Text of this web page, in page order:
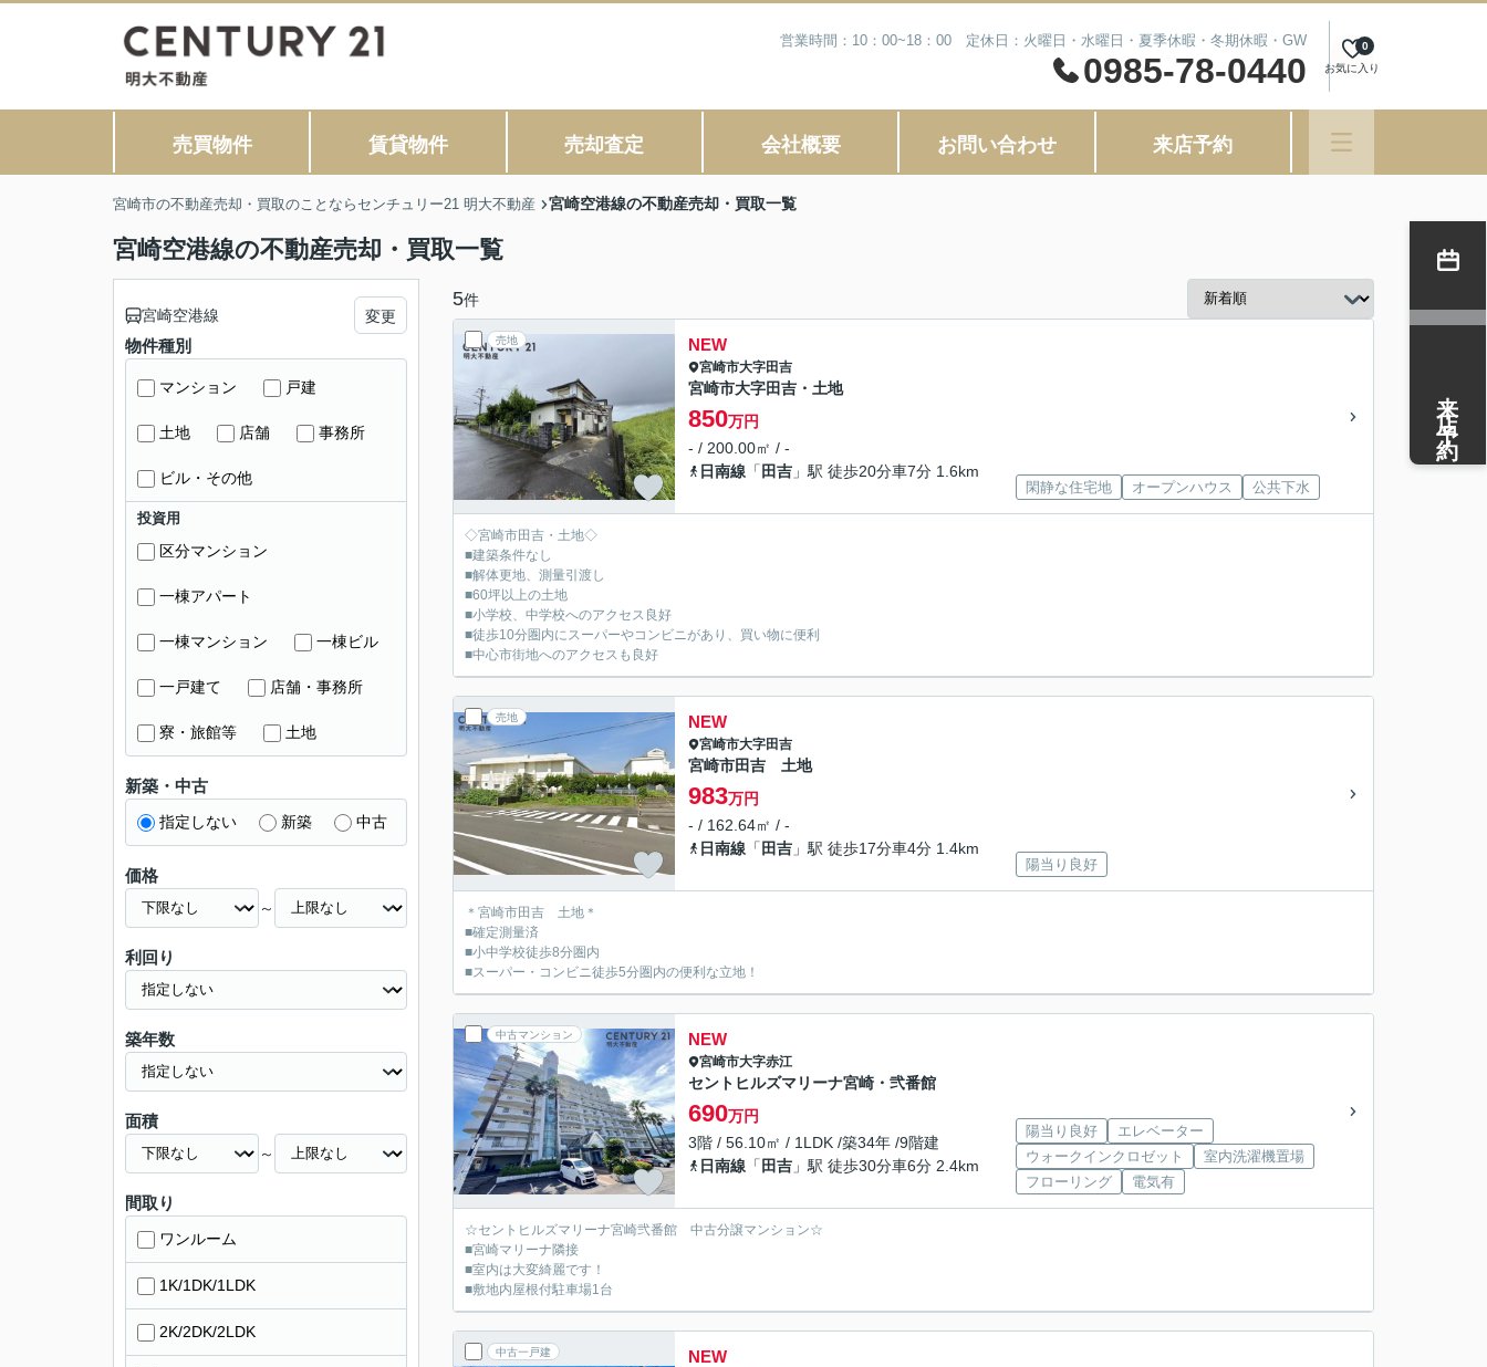
営業時間：10：00~18：00 定休日：火曜日・水曜日・夏季休暇・冬期休暇・GW
0985-78-0440 お気に入り
0
売買物件 賃貸物件 売却査定 会社概要 お問い合わせ 来店予約
宮崎市の不動産売却・買取のことならセンチュリー21 明大不動産 宮崎空港線の不動産売却・買取一覧
宮崎空港線の不動産売却・買取一覧
5件
売地 NEW
宮崎市大字田吉
宮崎市大字田吉・土地
850万円
- / 200.00㎡ / -
日南線 「 田吉 」駅 徒歩20分車7分 1.6km
閑静な住宅地 オープンハウス 公共下水
◇宮崎市田吉・土地◇
■建築条件なし
■解体更地、測量引渡し
■60坪以上の土地
■小学校、中学校へのアクセス良好
■徒歩10分圏内にスーパーやコンビニがあり、買い物に便利
■中心市街地へのアクセスも良好
売地 NEW
宮崎市大字田吉
宮崎市田吉 土地
983万円
- / 162.64㎡ / -
日南線 「 田吉 」駅 徒歩17分車4分 1.4km
陽当り良好
＊宮崎市田吉 土地＊
■確定測量済
■小中学校徒歩8分圏内
■スーパー・コンビニ徒歩5分圏内の便利な立地！
中古マンション NEW
宮崎市大字赤江
セントヒルズマリーナ宮崎・弐番館
690万円
3階 / 56.10㎡ / 1LDK /築34年 /9階建
日南線 「 田吉 」駅 徒歩30分車6分 2.4km
陽当り良好
エレベーター
ウォークインクロゼット
室内洗濯機置場
フローリング
電気有
☆セントヒルズマリーナ宮崎弐番館 中古分譲マンション☆
■宮崎マリーナ隣接
■室内は大変綺麗です！
■敷地内屋根付駐車場1台
中古一戸建 NEW
宮崎空港線 変更
物件種別
マンション 戸建
土地 店舗 事務所
ビル・その他
投資用
区分マンション
一棟アパート
一棟マンション 一棟ビル
一戸建て 店舗・事務所
寮・旅館等 土地
新築・中古
指定しない 新築 中古
価格
～
利回り
築年数
面積
～
間取り
ワンルーム
1K/1DK/1LDK
2K/2DK/2LDK
来店予約